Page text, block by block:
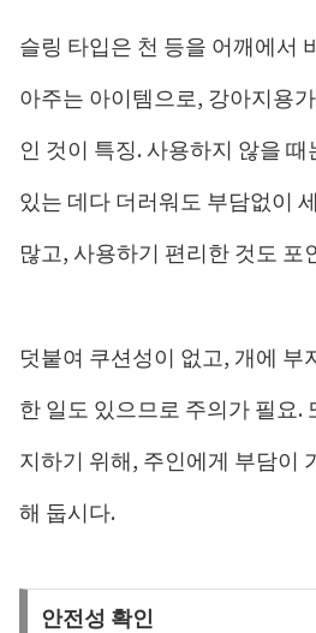
슬링 타입은 천 등을 어깨에서
아주는 아이템으로, 강아지용
인 것이 특징. 사용하지 않을
있는 데다 더러워도 부담없이
많고, 사용하기 편리한 것도 포
덧붙여 쿠션성이 없고, 개에 부
한 일도 있으므로 주의가 필요.
지하기 위해, 주인에게 부담이
해 둡시다.
안전성 확인